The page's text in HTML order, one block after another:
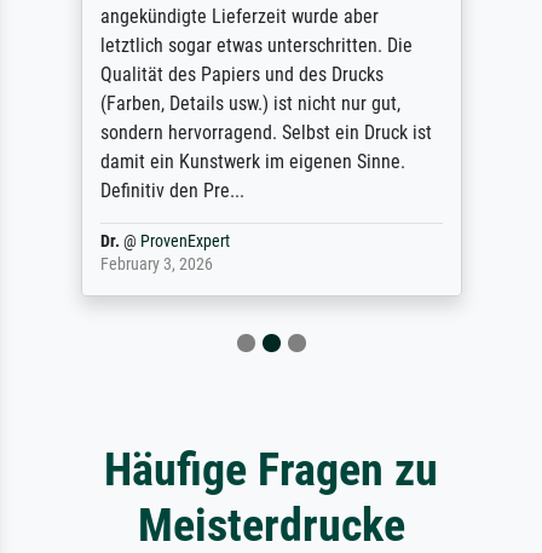
angekündigte Lieferzeit wurde aber
letztlich sogar etwas unterschritten. Die
Qualität des Papiers und des Drucks
(Farben, Details usw.) ist nicht nur gut,
sondern hervorragend. Selbst ein Druck ist
damit ein Kunstwerk im eigenen Sinne.
Definitiv den Pre...
Dr. @ ProvenExpert
February 3, 2026
Häufige Fragen zu
Meisterdrucke